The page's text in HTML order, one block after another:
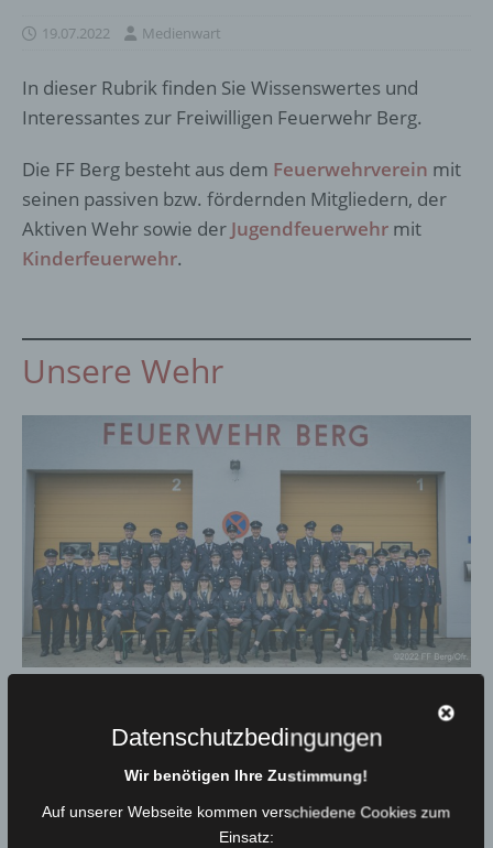
19.07.2022 Medienwart
In dieser Rubrik finden Sie Wissenswertes und
Interessantes zur Freiwilligen Feuerwehr Berg.
Die FF Berg besteht aus dem Feuerwehrverein mit
seinen passiven bzw. fördernden Mitgliedern, der
Aktiven Wehr sowie der Jugendfeuerwehr mit
Kinderfeuerwehr.
Unsere Wehr
Die Führung der FF Berg
2022-2028
Datenschutzbedingungen
Wir benötigen Ihre Zustimmung!
Auf unserer Webseite kommen verschiedene Cookies zum
Einsatz: